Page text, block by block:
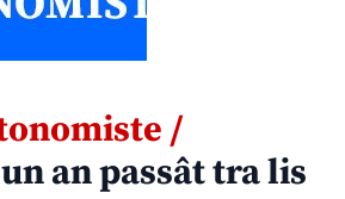
/
an passât tra lis